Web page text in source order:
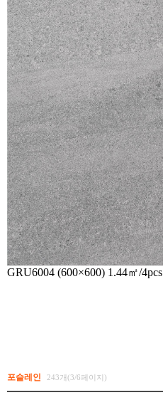
GRU6004 (600×600) 1.44㎡/4pcs
포슬레인 243개(3/6페이지)